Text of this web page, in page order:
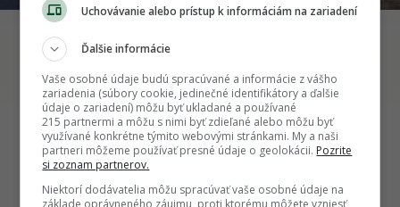
Z citrusových šupiek si vieme jednoducho vyrobiť
prírodný čistiaci prostriedok, pesticídny sprej alebo
osviežovač vzduchu. Foto: Andrea Párkányová
Späť na článok
Pomarančové šupky ako náhrada za chémiu:
Poznáte tieto lacné a ekologické spôsoby, ako
Uchovávanie alebo prístup k informáciám na zariadení
Ďalšie informácie
Vaše osobné údaje budú spracúvané a informácie z vášho
zariadenia (súbory cookie, jedinečné identifikátory a ďalšie
údaje o zariadení) môžu byť ukladané a používané
215 partnermi a môžu s nimi byť zdieľané alebo môžu byť
využívané konkrétne týmito webovými stránkami. My a naši
partneri môžeme používať presné údaje o geolokácii. Pozrite
si zoznam partnerov.
Niektorí dodávatelia môžu spracúvať vaše osobné údaje na
základe oprávneného záujmu, proti ktorému môžete vzniesť